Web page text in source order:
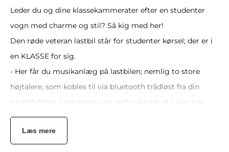
Leder du og dine klassekammerater efter en studenter
vogn med charme og stil? Så kig med her!
Den røde veteran lastbil står for studenter kørsel; der er i
en KLASSE for sig.
- Her får du musikanlæg på lastbilen; nemlig to store
højtalere, som kobles til via bluetooth trådløst fra din
mobiltelefon. Højtalerne kan spille så højt, at I ikke kan
tale sammen normalt på ladet og overdynger de andre
kørende studenter vogne.
Læs mere